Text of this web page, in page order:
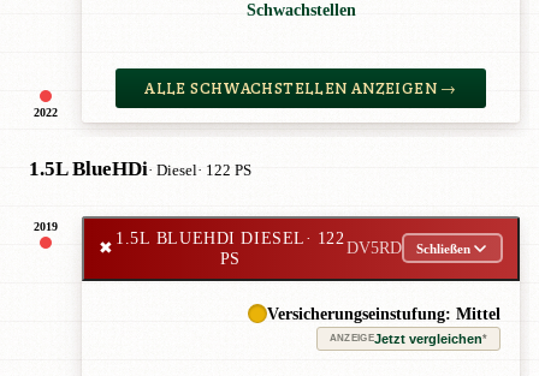
2022
Schwachstellen
ALLE SCHWACHSTELLEN ANZEIGEN →
1.5L BlueHDi· Diesel· 122 PS
2019
✖
1.5L BLUEHDI DIESEL· 122
PS
DV5RD Schließen
Versicherungseinstufung: Mittel
ANZEIGEJetzt vergleichen*